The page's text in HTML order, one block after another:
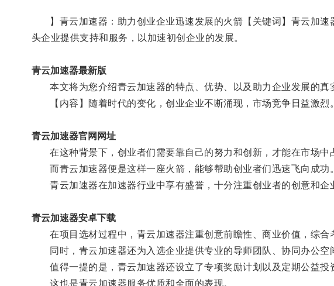
】青云加速器：助力创业企业迅速发展的火箭【关键词】青云加速
头企业提供支持和服务，以加速初创企业的发展。
青云加速器最新版
本文将为您介绍青云加速器的特点、优势、以及助力企业发展的真
【内容】随着时代的变化，创业企业不断涌现，市场竞争日益激烈。
青云加速器官网网址
在这种背景下，创业者们需要靠自己的努力和创新，才能在市场中
而青云加速器便是这样一座火箭，能够帮助创业者们迅速飞向成功。
青云加速器在加速器行业中享有盛誉，十分注重创业者的创意和企
青云加速器安卓下载
在项目选材过程中，青云加速器注重创意前瞻性、商业价值，综合
同时，青云加速器还为入选企业提供专业的导师团队、协同办公空
值得一提的是，青云加速器还设立了专项奖励计划以及定期公益投
这也是青云加速器服务优质和全面的表现。